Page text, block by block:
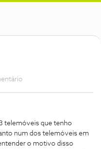
telemóveis que tenho
num dos telemóveis em
o motivo disso